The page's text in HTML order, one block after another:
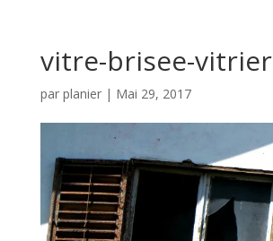
vitre-brisee-vitrier
par planier| Mai 29, 2017